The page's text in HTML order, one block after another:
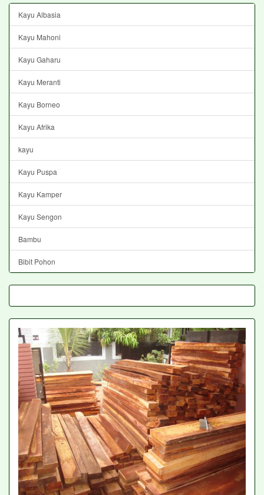
Kayu Albasia
Kayu Mahoni
Kayu Gaharu
Kayu Meranti
Kayu Borneo
Kayu Afrika
kayu
Kayu Puspa
Kayu Kamper
Kayu Sengon
Bambu
Bibit Pohon